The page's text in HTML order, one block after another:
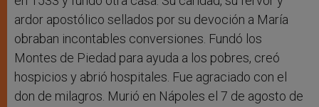
ardor apostólico sellados por su devoción a María
obraban incontables conversiones. Fundó los
Montes de Piedad para ayuda a los pobres, creó
hospicios y abrió hospitales. Fue agraciado con el
don de milagros. Murió en Nápoles el 7 de agosto de